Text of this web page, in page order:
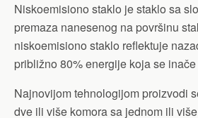
Niskoemisiono staklo je staklo sa
premaza nanesenog na površinu
niskoemisiono staklo reflektuje
približno 80% energije koja se
Najnovijom tehnologijom proizvodi
dve ili više komora sa jednom ili